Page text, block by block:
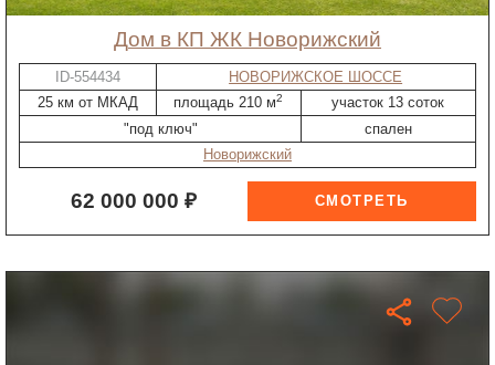
дом в КП ЖК Новорижский
ID-554434
НОВОРИЖСКОЕ ШОССЕ
25 км от МКАД
площадь 210 м2
участок 13 соток
"под ключ"
спален
Новорижский
62 000 000 ₽